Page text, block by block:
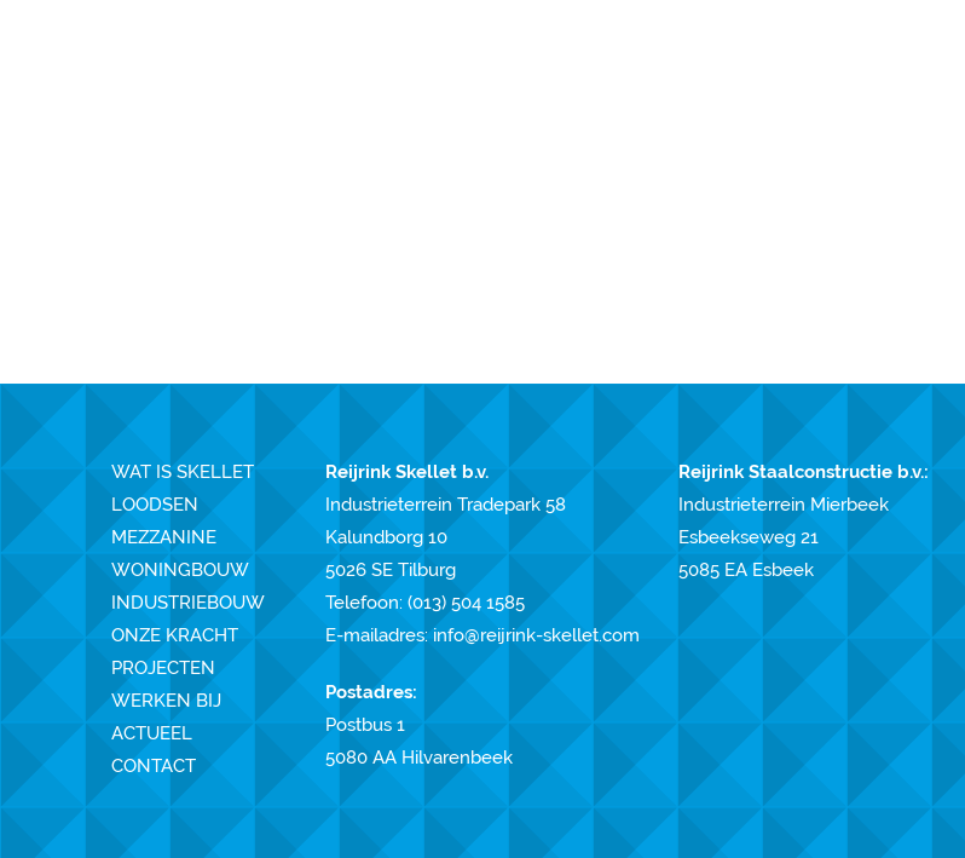
WAT IS SKELLET
LOODSEN
MEZZANINE
WONINGBOUW
INDUSTRIEBOUW
ONZE KRACHT
PROJECTEN
WERKEN BIJ
ACTUEEL
CONTACT
Reijrink Skellet b.v.
Industrieterrein Tradepark 58
Kalundborg 10
5026 SE Tilburg
Telefoon: (013) 504 1585
E-mailadres:info@reijrink-skellet.com
Postadres:
Postbus 1
5080 AA Hilvarenbeek
Reijrink Staalconstructie b.v.:
Industrieterrein Mierbeek
Esbeekseweg 21
5085 EA Esbeek